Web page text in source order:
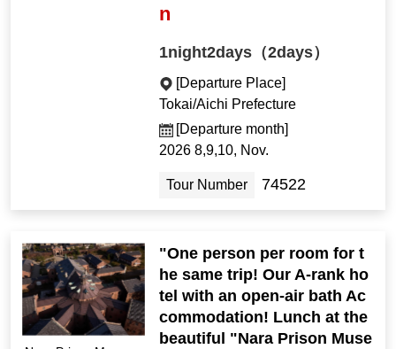
n
1night2days（2days）
[Departure Place]
Tokai/Aichi Prefecture
[Departure month]
2026 8,9,10, Nov.
Tour Number 74522
"One person per room for t
he same trip! Our A-rank ho
tel with an open-air bath Ac
commodation! Lunch at the
beautiful "Nara Prison Muse